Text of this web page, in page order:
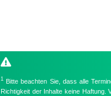
1 Bitte beachten Sie, dass alle
Richtigkeit der Inhalte keine Haftung.